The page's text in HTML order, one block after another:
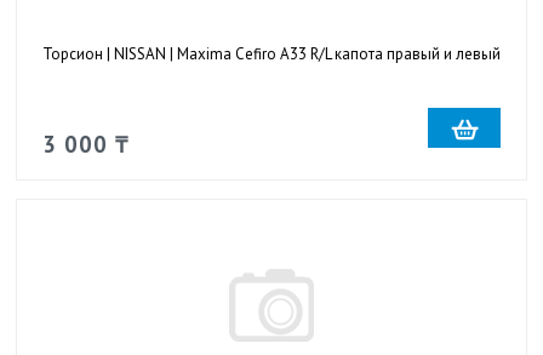
Торсион | NISSAN | Maxima Cefiro A33 R/L капота правый и левый
3 000 ₸